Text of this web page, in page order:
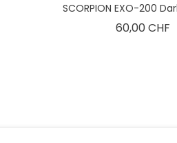
SCORPION EXO-200
60,00 CHF